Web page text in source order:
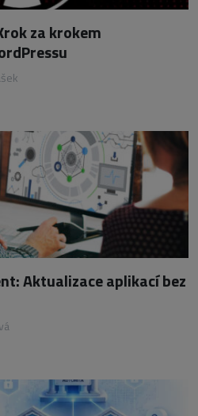
za krokem
Aktualizace aplikací bez